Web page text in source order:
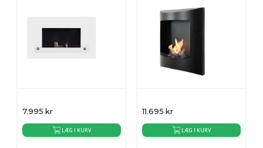
7.995 kr
LÆG I KURV
11.695 kr
LÆG I KURV